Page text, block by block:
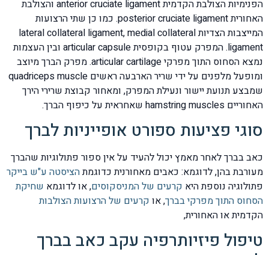
הפנימיות הצולבת הקדמית anterior cruciate ligament והצולבת
האחורית posterior cruciate ligament. כמו כן שתי הרצועות
המייצבות הצדיות lateral collateral ligament, medial collateral
ligament. המפרק עטוף בקופסית articular capsule ובין העצמות
נמצא הסחוס התוך מפרקי articular cartilage. מפרק הברך מיוצב
ומופעל מלפנים על ידי שריר הארבעה ראשים quadriceps muscle
שמבצע תנועת יישור ונעילת המפרק, ומאחור קבוצת שרירי הירך
האחוריים hamstring muscles שאחראית על כיפוף הברך.
סוגי פציעות ספורט אופייניות לברך
כאב בברך לאחר מאמץ יכול להעיד על אין ספור פתולוגיות שהברך
מעורבת בהן, לדוגמא: כאבים מאחורנית כדוגמתהציסטה ע"ש בייקר
פתולוגיה נוספת היא קרעים של המניסקוסים, או לדוגמא שחיקת
הסחוס התוך מפרקי בברך, או קרעים של הרצועות הצולבות
הקדמית או האחורית,
טיפול פיזיותרפיה עקב כאב בברך